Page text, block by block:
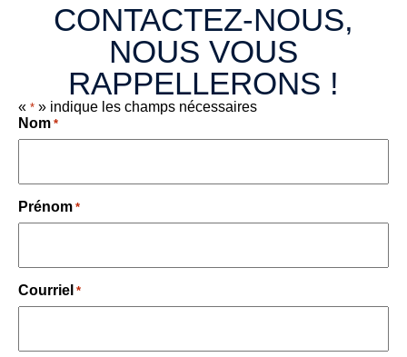
CONTACTEZ-NOUS,
NOUS VOUS
RAPPELLERONS !
« * » indique les champs nécessaires
Nom *
Prénom *
Courriel *